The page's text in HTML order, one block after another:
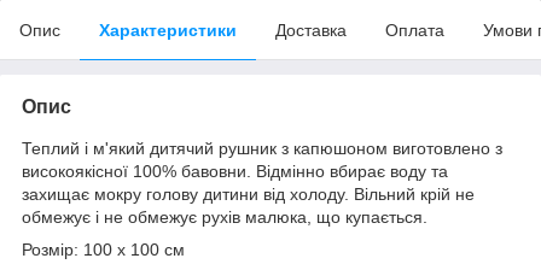
Опис Характеристики Доставка Оплата Умови
Опис
Теплий і м'який дитячий рушник з капюшоном виготовлено з
високоякісної 100% бавовни. Відмінно вбирає воду та
захищає мокру голову дитини від холоду. Вільний крій не
обмежує і не обмежує рухів малюка, що купається.
Розмір: 100 х 100 см